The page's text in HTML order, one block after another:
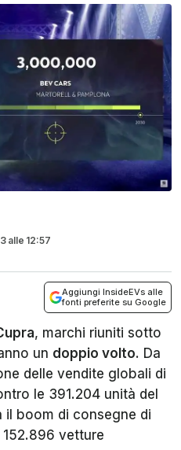
alle 12:57
Aggiungi InsideEVs alle
fonti preferite su Google
, marchi riuniti sotto
un doppio volto. Da
delle vendite globali di
le 391.204 unità del
il boom di consegne di
vetture